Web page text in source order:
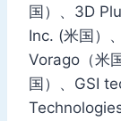
国）、3D
Inc. (米国）
Vorago（米
国）、GSI